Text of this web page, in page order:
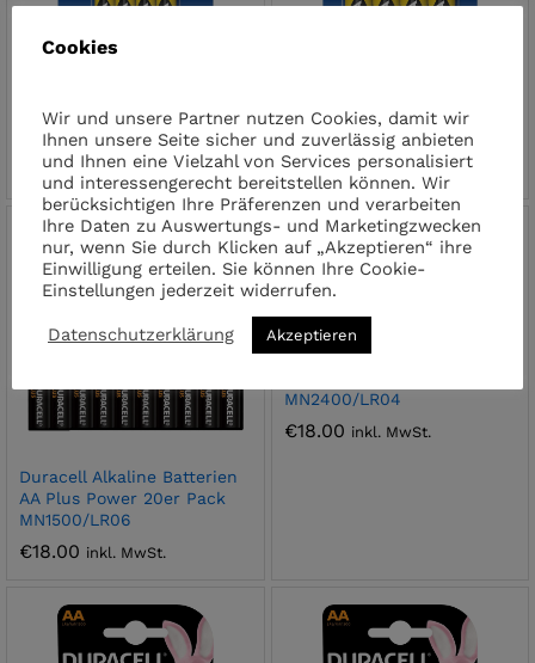
Varta Superlife Micro AAA
Batterie 4 Stück
2.00 inkl. MwSt.
Varta Superlife Mignon AA
Batterie 4 Stück
€2.00 inkl. MwSt.
Duracell Alkaline Batterien
AA Plus Power 20er Pack
MN1500/LR06
€18.00 inkl. MwSt.
Duracell Alkaline Batterien
MN2400/LR04
€18.00 inkl. MwSt.
Cookies
Wir und unsere Partner nutzen Cookies, damit wir
Ihnen unsere Seite sicher und zuverlässig anbieten
und Ihnen eine Vielzahl von Services personalisiert
und interessengerecht bereitstellen können. Wir
berücksichtigen Ihre Präferenzen und verarbeiten
Ihre Daten zu Auswertungs- und Marketingzwecken
nur, wenn Sie durch Klicken auf „Akzeptieren“ ihre
Einwilligung erteilen. Sie können Ihre Cookie-
Einstellungen jederzeit widerrufen.
Datenschutzerklärung Akzeptieren